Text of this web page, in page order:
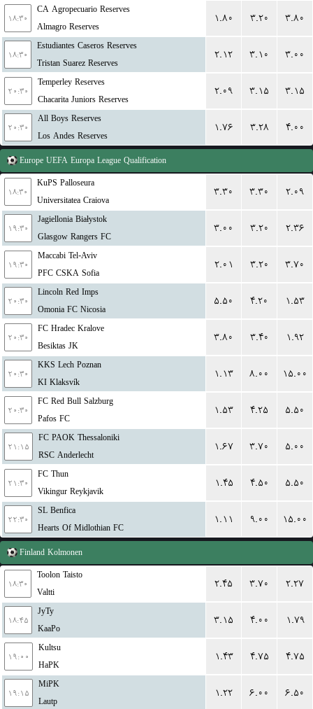
۱۸:۳۰
CA Agropecuario Reserves
Almagro Reserves
۱.۸۰ ۳.۲۰ ۳.۸۰
۱۸:۳۰
Estudiantes Caseros Reserves
Tristan Suarez Reserves
۲.۱۲ ۳.۱۰ ۳.۰۰
۲۰:۳۰
Temperley Reserves
Chacarita Juniors Reserves
۲.۰۹ ۳.۱۵ ۳.۱۵
۲۰:۳۰
All Boys Reserves
Los Andes Reserves
۱.۷۶ ۳.۲۸ ۴.۰۰
Europe UEFA Europa League Qualification
۱۸:۳۰
KuPS Palloseura
Universitatea Craiova
۳.۳۰ ۳.۳۰ ۲.۰۹
۱۹:۳۰
Jagiellonia Białystok
Glasgow Rangers FC
۳.۰۰ ۳.۲۰ ۲.۳۶
۱۹:۳۰
Maccabi Tel-Aviv
PFC CSKA Sofia
۲.۰۱ ۳.۲۰ ۳.۷۰
۲۰:۳۰
Lincoln Red Imps
Omonia FC Nicosia
۵.۵۰ ۴.۲۰ ۱.۵۳
۲۰:۳۰
FC Hradec Kralove
Besiktas JK
۳.۸۰ ۳.۴۰ ۱.۹۲
۲۰:۳۰
KKS Lech Poznan
KI Klaksvík
۱.۱۳ ۸.۰۰ ۱۵.۰۰
۲۰:۳۰
FC Red Bull Salzburg
Pafos FC
۱.۵۳ ۴.۲۵ ۵.۵۰
۲۱:۱۵
FC PAOK Thessaloniki
RSC Anderlecht
۱.۶۷ ۳.۷۰ ۵.۰۰
۲۱:۳۰
FC Thun
Vikingur Reykjavik
۱.۴۵ ۴.۵۰ ۵.۵۰
۲۲:۳۰
SL Benfica
Hearts Of Midlothian FC
۱.۱۱ ۹.۰۰ ۱۵.۰۰
Finland Kolmonen
۱۸:۳۰
Toolon Taisto
Valtti
۲.۴۵ ۳.۷۰ ۲.۲۷
۱۸:۴۵
JyTy
KaaPo
۳.۱۵ ۴.۰۰ ۱.۷۹
۱۹:۰۰
Kultsu
HaPK
۱.۴۳ ۴.۷۵ ۴.۷۵
۱۹:۱۵
MiPK
Lautp
۱.۲۲ ۶.۰۰ ۶.۵۰